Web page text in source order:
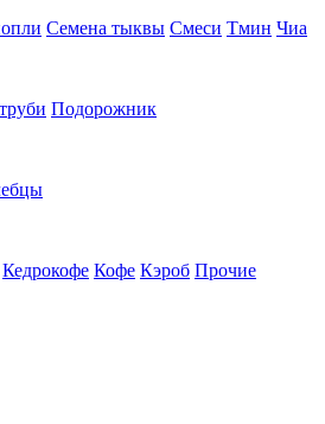
Семена тыквы Смеси Тмин Чиа
Подорожник
Кедрокофе Кофе Кэроб Прочие